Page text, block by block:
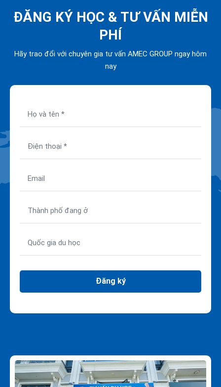
ĐĂNG KÝ HỌC & TƯ VẤN MIỄN
PHÍ
Hãy trao đổi với chuyên gia tư vấn AMEC GROUP ngay hôm
nay
Đăng ký